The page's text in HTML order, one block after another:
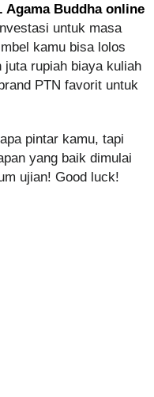
Agama Buddha online
untuk masa
kamu bisa lolos
juta rupiah biaya kuliah
PTN favorit untuk
pintar kamu, tapi
yang baik dimulai
ujian! Good luck!